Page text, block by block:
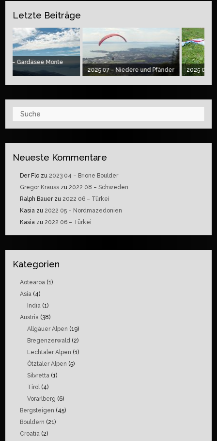
Letzte Beiträge
Monte
2025 07 – Niedere und Pfänder
2025 06 – Klöntal
Suche
Neueste Kommentare
Der Flo zu 2023 04 – Brione Boulder
Gregor Krauss zu 2022 08 – Schweden
Ralph Bauerzu 2022 06 – Türkei
Kasia zu 2022 05 – Nordmazedonien
Kasia zu 2022 06 – Türkei
Kategorien
Aotearoa (1)
Asia (4)
India (1)
Austria (38)
Allgäuer Alpen (19)
Bregenzerwald (2)
Lechtaler Alpen (1)
Ötztaler Alpen (5)
Silvretta (1)
Tirol(4)
Vorarlberg (6)
Bergsteigen (45)
Bouldern (21)
Croatia (2)